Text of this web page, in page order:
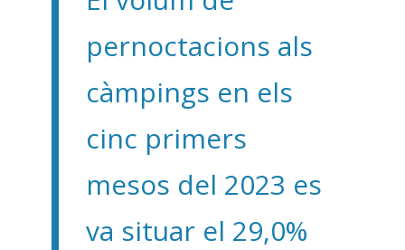
pernoctacions als
càmpings en els
cinc primers
mesos del 2023 es
va situar el 29,0%